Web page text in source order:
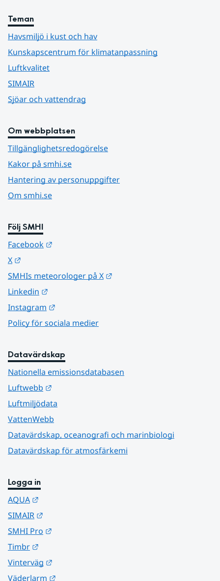
Teman
Havsmiljö i kust och hav
Kunskapscentrum för klimatanpassning
Luftkvalitet
SIMAIR
Sjöar och vattendrag
Om webbplatsen
Tillgänglighetsredogörelse
Kakor på smhi.se
Hantering av personuppgifter
Om smhi.se
Följ SMHI
Facebook
X
SMHIs meteorologer på X
Linkedin
Instagram
Policy för sociala medier
Datavärdskap
Nationella emissionsdatabasen
Luftwebb
Luftmiljödata
VattenWebb
Datavärdskap, oceanografi och marinbiologi
Datavärdskap för atmosfärkemi
Logga in
AQUA
SIMAIR
SMHI Pro
Timbr
Vinterväg
Väderlarm